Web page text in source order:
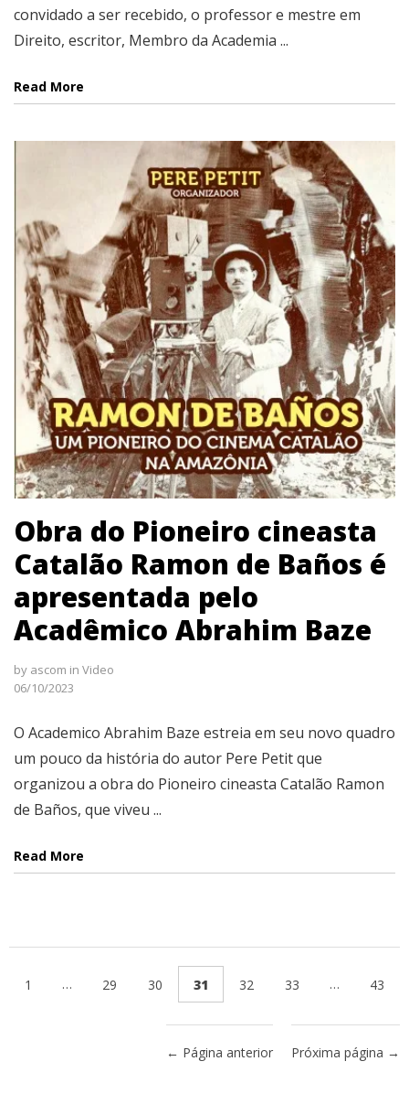
convidado a ser recebido, o professor e mestre em
Direito, escritor, Membro da Academia ...
Read More
Obra do Pioneiro cineasta
Catalão Ramon de Baños é
apresentada pelo
Acadêmico Abrahim Baze
by ascom in Video
06/10/2023
O Academico Abrahim Baze estreia em seu novo quadro
um pouco da história do autor Pere Petit que
organizou a obra do Pioneiro cineasta Catalão Ramon
de Baños, que viveu ...
Read More
1 … 29 30 31 32 33 … 43
← Página anterior Próxima página →